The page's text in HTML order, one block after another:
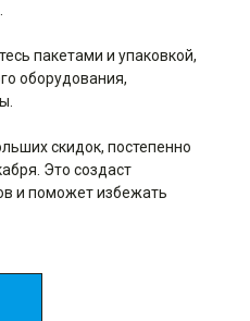
пакетами и упаковкой,
оборудования,
скидок, постепенно
Это создаст
и поможет избежать